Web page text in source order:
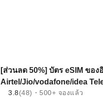
[ส่วนลด 50%] บัตร eSIM ของ
Airtel/Jio/vodafone/idea
3.8(48)・500+ จองแล้ว